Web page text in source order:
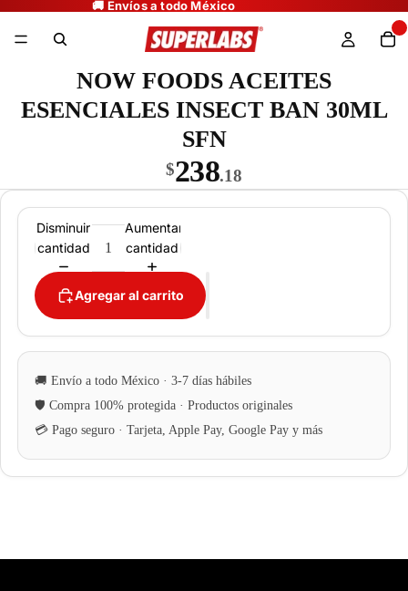
NOW FOODS ACEITES
ESENCIALES INSECT BAN 30ML
SFN
$238.18
Disminuir
cantidad
Aumentar
cantidad
Agregar al carrito